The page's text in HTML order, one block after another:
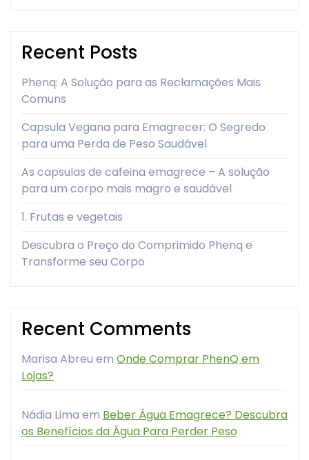
Recent Posts
Phenq: A Solução para as Reclamações Mais
Comuns
Capsula Vegana para Emagrecer: O Segredo
para uma Perda de Peso Saudável
As capsulas de cafeina emagrece – A solução
para um corpo mais magro e saudável
1. Frutas e vegetais
Descubra o Preço do Comprimido Phenq e
Transforme seu Corpo
Recent Comments
Marisa Abreu em Onde Comprar PhenQ em
Lojas?
Nádia Lima em Beber Água Emagrece? Descubra
os Benefícios da Água Para Perder Peso